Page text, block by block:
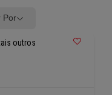
Por
outros